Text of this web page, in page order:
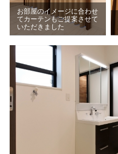
お部屋のイメージに合わせ
てカーテンもご提案させて
いただきました